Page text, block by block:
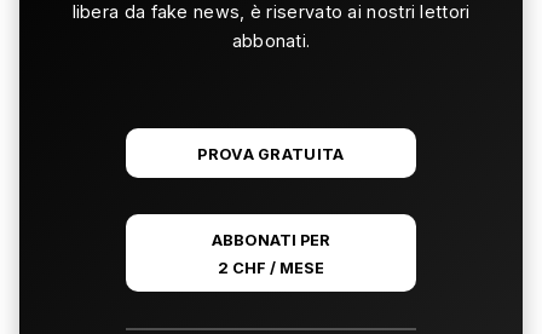
libera da fake news, è riservato ai nostri lettori
abbonati.
PROVA GRATUITA
ABBONATI PER
2 CHF / MESE